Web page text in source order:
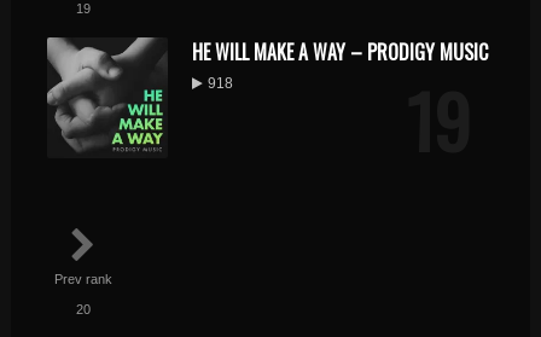
19
HE WILL MAKE A WAY – PRODIGY MUSIC
918
Prev rank
20